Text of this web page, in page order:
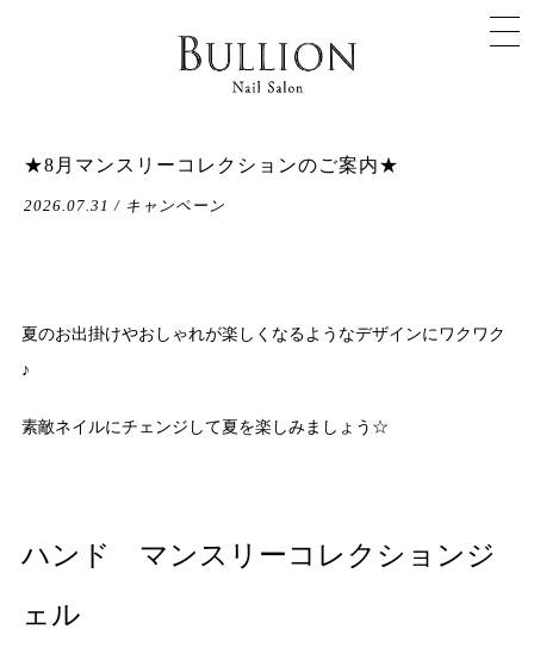
★8月マンスリーコレクションのご案内★
2026.07.31 / キャンペーン
夏のお出掛けやおしゃれが楽しくなるようなデザインにワクワク
♪
素敵ネイルにチェンジして夏を楽しみましょう☆
ハンド マンスリーコレクションジ
ェル